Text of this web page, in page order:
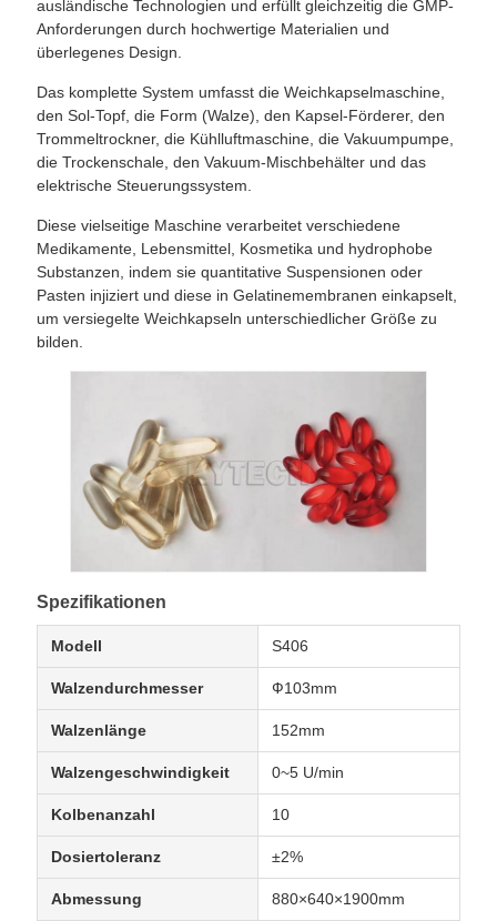
ausländische Technologien und erfüllt gleichzeitig die GMP-
Anforderungen durch hochwertige Materialien und
überlegenes Design.
Das komplette System umfasst die Weichkapselmaschine,
den Sol-Topf, die Form (Walze), den Kapsel-Förderer, den
Trommeltrockner, die Kühlluftmaschine, die Vakuumpumpe,
die Trockenschale, den Vakuum-Mischbehälter und das
elektrische Steuerungssystem.
Diese vielseitige Maschine verarbeitet verschiedene
Medikamente, Lebensmittel, Kosmetika und hydrophobe
Substanzen, indem sie quantitative Suspensionen oder
Pasten injiziert und diese in Gelatinemembranen einkapselt,
um versiegelte Weichkapseln unterschiedlicher Größe zu
bilden.
Spezifikationen
Modell S406
Walzendurchmesser Ф103mm
Walzenlänge 152mm
Walzengeschwindigkeit 0~5 U/min
Kolbenanzahl 10
Dosiertoleranz ±2%
Abmessung 880×640×1900mm